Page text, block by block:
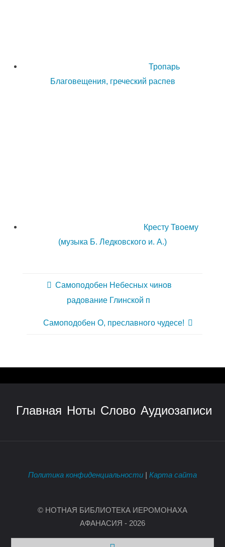
Тропарь
Благовещения, греческий распев
Кресту Твоему
(музыка Б. Ледковского и. А.)
Самоподобен Небесных чинов
радование Глинской п
Самоподобен О, преславного чудесе!
Главная Ноты Слово Аудиозаписи
Политика конфиденциальности Карта сайта
© НОТНАЯ БИБЛИОТЕКА ИЕРОМОНАХА
АФАНАСИЯ - 2026